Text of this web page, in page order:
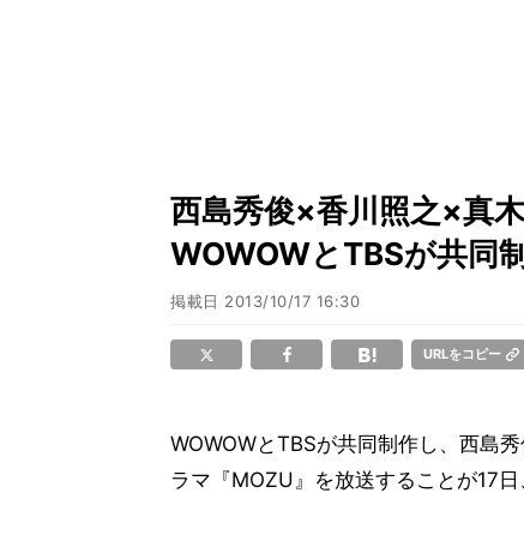
西島秀俊×香川照之×真
WOWOWとTBSが共同
掲載日 2013/10/17 16:30
URLをコピー
WOWOWとTBSが共同制作し、西島秀
ラマ『MOZU』を放送することが17日